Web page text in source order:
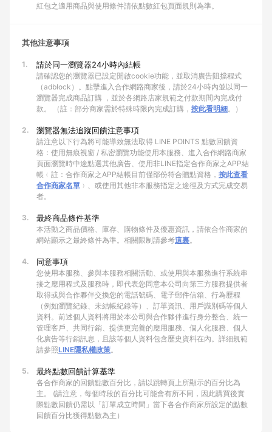
紅包之適用商品與使用條件請依點數紅包頁面規則為準。
其他注意事項
1. 請於同一瀏覽器24小時內結帳
請確認您的瀏覽器已設定開啟cookie功能，並取消廣告阻擋程式
（adblock）。點擊進入合作網路商家後，請於24小時內並以同一
瀏覽器完成商品訂購 ，並於各網路店家規範之付款期間內完成付
款。 （註：部分商家需於特殊時限內完成訂購， 按此看明細。）
2. 瀏覽器無法追蹤回饋注意事項
請注意以下行為將可能導致無法取得 LINE POINTS 點數回饋資
格：使用無痕視窗 / 私密瀏覽功能使用本服務、進入合作網路商家
頁面瀏覽時中途點選其他廣告、使用非LINE指定合作商家之APP結
帳﹙註：合作商家之APP結帳目前僅部份符合贈點資格， 按此查看
合作商家名單 ﹚、或使用其他非本服務指定之途徑及方式完成交易
者。
3. 最終商品條件基準
本活動之商品價格、庫存、購物條件及優惠資訊，請依合作商家的
網站顯示之最終條件為準。相關限制請參考這裏。
4. 同意事項
您使用本服務、參與本服務相關活動、或使用與本服務進行系統串
接之應用程式及服務時，即代表您同意本公司向第三方服務提供者
取得或與合作夥伴交換您的電話號碼、電子郵件信箱、行為歷程
（例如瀏覽紀錄、未結帳紀錄等）、訂單資訊、用戶識別碼等個人
資料。前述個人資料將用於本公司與合作夥伴進行身分整合、統一
管理客戶、共同行銷、提供更完善的應用服務、個人化服務、個人
化廣告等行銷訊息，且該等個人資料包含歷史資料在內。詳細規範
請參照LINE隱私權政策。
5. 最終點數回饋計算基準
各合作商家的回饋點數百分比，請以跳轉頁上所顯示的百分比為
主。 (請注意，每個時段的百分比可能會有所不同，因此購買後實
際點數回饋仍需以「訂單成立時間」當下各合作商家所設定的點數
回饋百分比獲得點數為主）